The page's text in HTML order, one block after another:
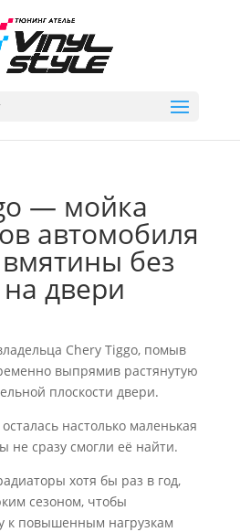
— мойка
автомобиля
без
двери
Chery Tiggo, помыв
выпрямив растянутую
плоскости двери.
настолько маленькая
не сразу смогли её найти.
хотя бы раз в год,
сезоном, чтобы
к повышенным нагрузкам